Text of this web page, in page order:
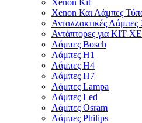
Xenon Kit
Xenon Και Λάμπες
Ανταλλακτικές
Αντάπτορες για ΚΙΤ
Λάμπες Bosch
Λάμπες H1
Λάμπες H4
Λάμπες H7
Λάμπες Lampa
Λάμπες Led
Λάμπες Osram
Λάμπες Philips